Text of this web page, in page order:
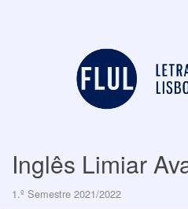
Inglês Limiar
1.º Semestre 2021/2022